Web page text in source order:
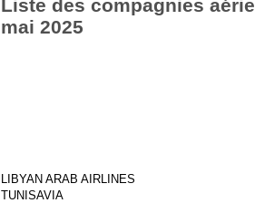
Liste des compagnies
mai 2025
LIBYAN ARAB AIRLINES
TUNISAVIA